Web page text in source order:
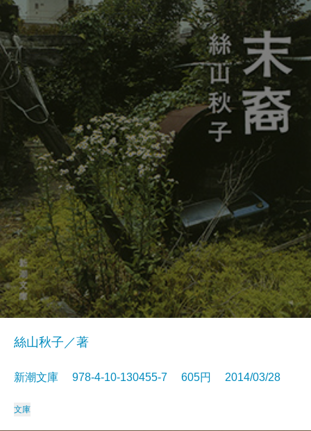
絲山秋子／著
新潮文庫 978-4-10-130455-7 605円 2014/03/28
文庫